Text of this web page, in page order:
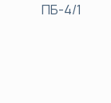
ПБ-4/1